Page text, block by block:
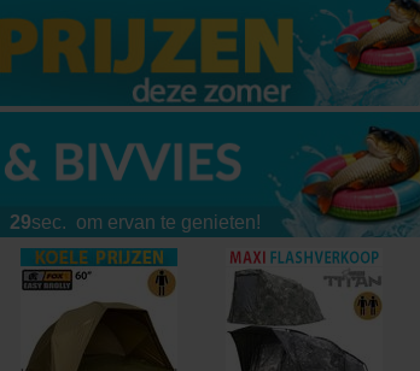
25sec. om ervan te genieten!